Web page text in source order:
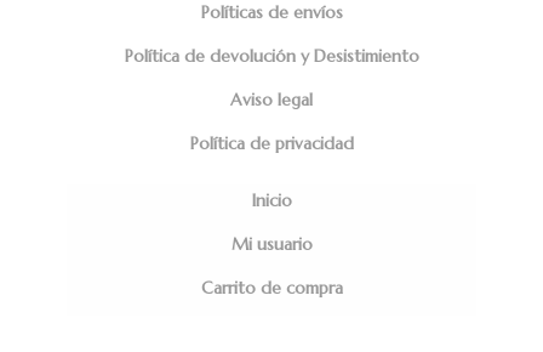
Políticas de envíos
Política de devolución y Desistimiento
Aviso legal
Política de privacidad
Inicio
Mi usuario
Carrito de compra